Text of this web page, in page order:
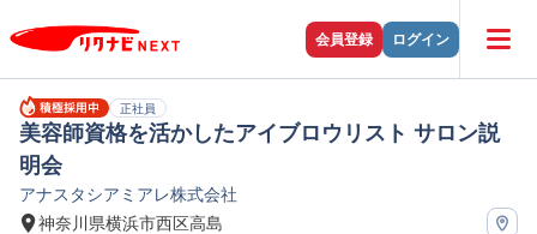
会員登録 ログイン
正社員
美容師資格を活かしたアイブロウリスト サロン説
明会
アナスタシアミアレ株式会社
神奈川県横浜市西区高島